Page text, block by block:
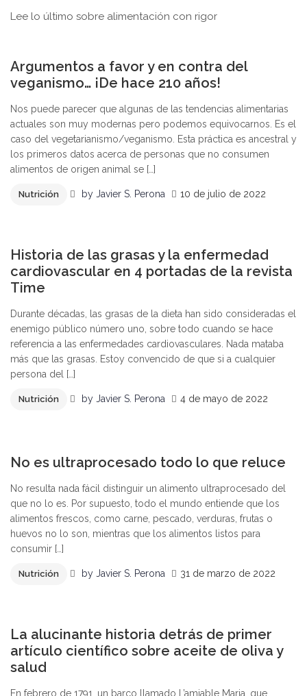
Lee lo último sobre alimentación con rigor
Argumentos a favor y en contra del
veganismo… ¡De hace 210 años!
Nos puede parecer que algunas de las tendencias alimentarias
actuales son muy modernas pero podemos equivocarnos. Es el
caso del vegetarianismo/veganismo. Esta práctica es ancestral y
los primeros datos acerca de personas que no consumen
alimentos de origen animal se […]
Nutrición by Javier S. Perona 10 de julio de 2022
Historia de las grasas y la enfermedad
cardiovascular en 4 portadas de la revista
Time
Durante décadas, las grasas de la dieta han sido consideradas el
enemigo público número uno, sobre todo cuando se hace
referencia a las enfermedades cardiovasculares. Nada mataba
más que las grasas. Estoy convencido de que si a cualquier
persona del […]
Nutrición by Javier S. Perona 4 de mayo de 2022
No es ultraprocesado todo lo que reluce
No resulta nada fácil distinguir un alimento ultraprocesado del
que no lo es. Por supuesto, todo el mundo entiende que los
alimentos frescos, como carne, pescado, verduras, frutas o
huevos no lo son, mientras que los alimentos listos para
consumir […]
Nutrición by Javier S. Perona 31 de marzo de 2022
La alucinante historia detrás de primer
artículo científico sobre aceite de oliva y
salud
En febrero de 1791, un barco llamado L’amiable Maria, que